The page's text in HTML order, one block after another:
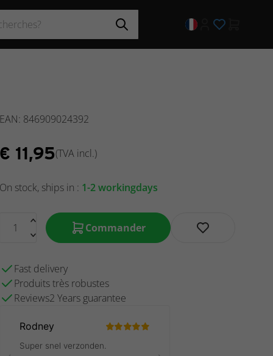
EAN: 846909024392
€ 11,95(TVA incl.)
On stock, ships in : 1-2 workingdays
Commander
Fast delivery
Produits très robustes
Reviews2 Years guarantee